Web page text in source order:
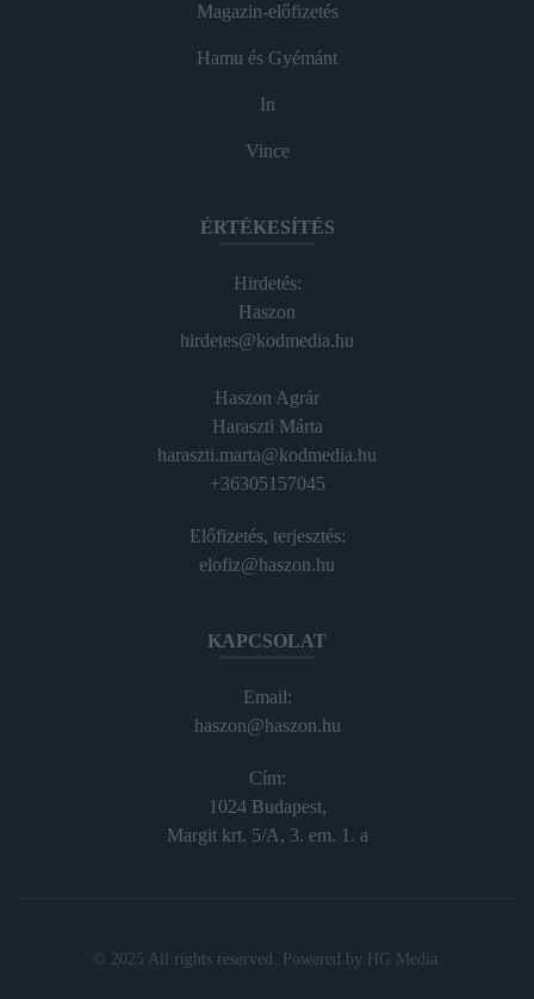
Magazin-előfizetés
Hamu és Gyémánt
In
Vince
ÉRTÉKESÍTÉS
Hirdetés:
Haszon
hirdetes@kodmedia.hu
Haszon Agrár
Haraszti Márta
haraszti.marta@kodmedia.hu
+36305157045
Előfizetés, terjesztés:
elofiz@haszon.hu
KAPCSOLAT
Email:
haszon@haszon.hu
Cím:
1024 Budapest,
Margit krt. 5/A, 3. em. 1. a
© 2025 All rights reserved. Powered by HG Media.